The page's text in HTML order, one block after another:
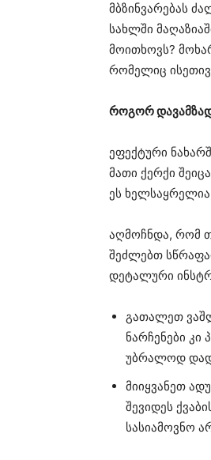
მბზინვარებას
სახლში
მოითხოვს?
რომელიც
როგორ
ეფექტური
მათი ქერქი
ეს
აღმოჩნდა, რომ
შეძლებთ
დეტალური
გათალეთ
ნარჩენები კი
უბრალოდ
მიიყვანეთ
შევიდეს
სასიამოვნო